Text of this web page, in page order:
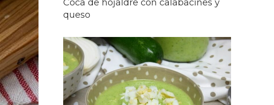
Coca de hojaldre con calabacines y
queso